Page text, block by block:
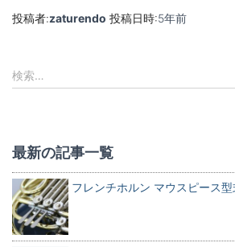
投稿者:zaturendo 投稿日時:5年前
検
索
検索…
最新の記事一覧
フレンチホルン マウスピース